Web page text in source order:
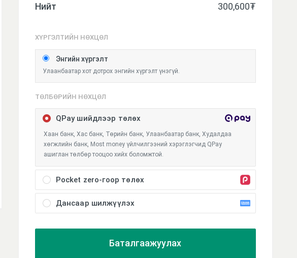
Нийт 300,600₮
ХҮРГЭЛТИЙН НӨХЦӨЛ
Энгийн хүргэлт
Улаанбаатар хот дотрох энгийн хүргэлт үнэгүй.
ТӨЛБӨРИЙН НӨХЦӨЛ
QPay шийдлээр төлөх
Хаан банк, Хас банк, Төрийн банк, Улаанбаатар банк, Худалдаа
хөгжлийн банк, Most money үйлчилгээний хэрэглэгчид QPay
ашиглан төлбөр тооцоо хийх боломжтой.
Pocket zero-гоор төлөх
Та өөрийн pocket апп руу нэвтэрч төлбөр төлөлтийг үргэлжлүүлнэ.
Дансаар шилжүүлэх
төлбөрийг интернет банк, мобайл банк, QR код, дансаар шилжүүлэг
Баталгаажуулах